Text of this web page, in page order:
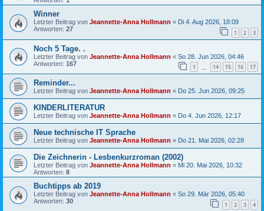
Winner
Letzter Beitrag von Jeannette-Anna Hollmann « Di 4. Aug 2026, 18:09
Antworten: 27 1 2 3
Noch 5 Tage. .
Letzter Beitrag von Jeannette-Anna Hollmann « So 28. Jun 2026, 04:46
Antworten: 167 1 14 15 16 17
Reminder...
Letzter Beitrag von Jeannette-Anna Hollmann « Do 25. Jun 2026, 09:25
KINDERLITERATUR
Letzter Beitrag von Jeannette-Anna Hollmann « Do 4. Jun 2026, 12:17
Neue technische IT Sprache
Letzter Beitrag von Jeannette-Anna Hollmann « Do 21. Mai 2026, 02:28
Die Zeichnerin - Lesbenkurzroman (2002)
Letzter Beitrag von Jeannette-Anna Hollmann « Mi 20. Mai 2026, 10:32
Antworten: 8
Buchtipps ab 2019
Letzter Beitrag von Jeannette-Anna Hollmann « So 29. Mär 2026, 05:40
Antworten: 30 1 2 3 4